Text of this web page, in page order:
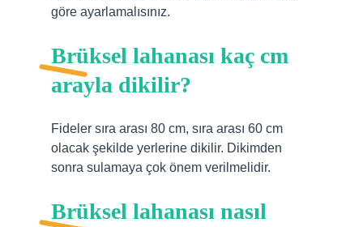
göre ayarlamalısınız.
Brüksel lahanası kaç cm
arayla dikilir?
Fideler sıra arası 80 cm, sıra arası 60 cm
olacak şekilde yerlerine dikilir. Dikimden
sonra sulamaya çok önem verilmelidir.
Brüksel lahanası nasıl